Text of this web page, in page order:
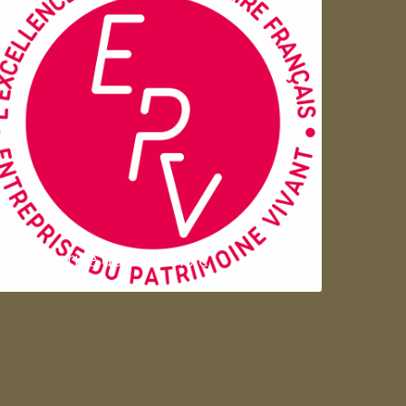
Entreprise du patrimoie